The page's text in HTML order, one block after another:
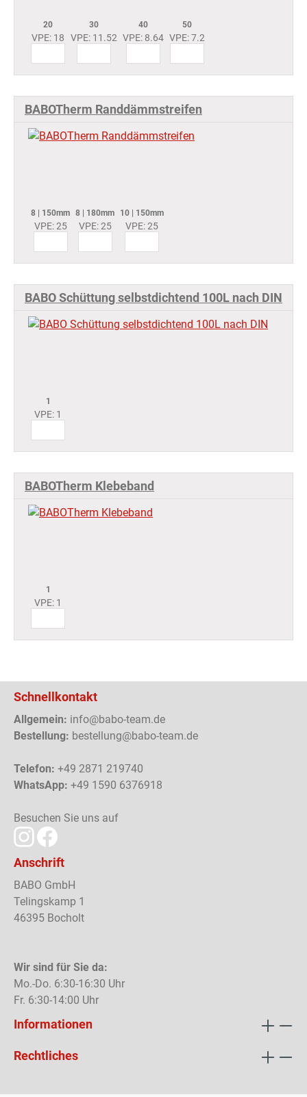
20
VPE: 18
30
VPE: 11.52
40
VPE: 8.64
50
VPE: 7.2
BABOTherm Randdämmstreifen
8 | 150mm
VPE: 25
8 | 180mm
VPE: 25
10 | 150mm
VPE: 25
BABO Schüttung selbstdichtend 100L nach DIN
1
VPE: 1
BABOTherm Klebeband
1
VPE: 1
Schnellkontakt
Allgemein: info@babo-team.de
Bestellung: bestellung@babo-team.de
Telefon: +49 2871 219740
WhatsApp: +49 1590 6376918
Besuchen Sie uns auf
Anschrift
BABO GmbH
Telingskamp 1
46395 Bocholt
Wir sind für Sie da:
Mo.-Do. 6:30-16:30 Uhr
Fr. 6:30-14:00 Uhr
Informationen
Rechtliches